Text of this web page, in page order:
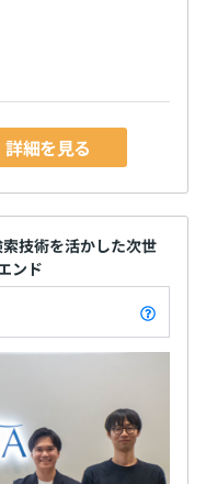
詳細を見る
索技術を活かした次世
ンド